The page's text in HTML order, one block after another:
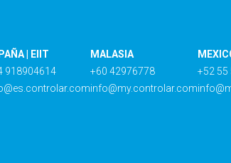
| EIIT
918904614
MALASIA
+60 42976778
info@my.controlar.com
+52 55